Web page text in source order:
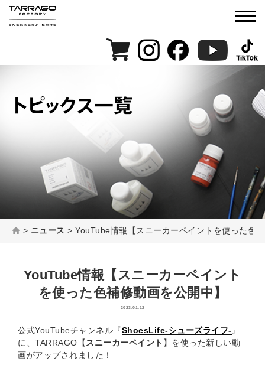
> ニュース > YouTube情報【スニーカーペイントを使った色
YouTube情報【スニーカーペイント
を使った色補修動画を公開中】
2023.01.12
公式YouTubeチャンネル『ShoesLife-シューズライフ- 』
に、TARRAGO【 スニーカーペイント 】を使った新しい動
画がアップされました！